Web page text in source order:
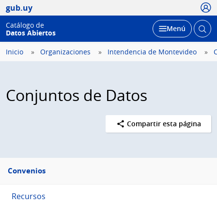
gub.uy
Catálogo de
Datos Abiertos
Desplegar
Menú Abrir
Inicio Organizaciones Intendencia de Montevideo
Conjuntos de Datos
Compartir esta página
Menú
lateral
Convenios
Recursos